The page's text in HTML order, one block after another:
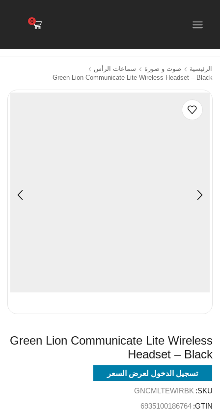
0
الرئيسية صوت و صورة
سماعات الرأس
Green Lion Communicate Lite Wireless Headset – Black
Green Lion Communicate Lite Wireless
Headset – Black
تسجيل الدخول لعرض السعر
SKU:
GNCMLTEWIRBK
GTIN:
6935100186764